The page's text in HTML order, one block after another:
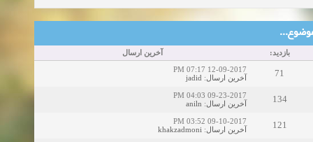
بازدید: آخرین ارسال
71
12-09-2017 07:17 PM
آخرین ارسال:
jadid
134
09-23-2017 04:03 PM
آخرین ارسال:
aniln
121
09-10-2017 03:52 PM
آخرین ارسال:
khakzadmoni